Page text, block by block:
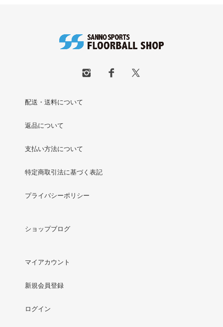
配送・送料について
返品について
支払い方法について
特定商取引法に基づく表記
プライバシーポリシー
ショップブログ
マイアカウント
新規会員登録
ログイン